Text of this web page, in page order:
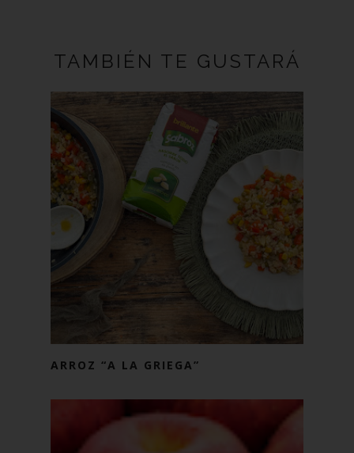
TAMBIÉN TE GUSTARÁ
ARROZ “A LA GRIEGA”